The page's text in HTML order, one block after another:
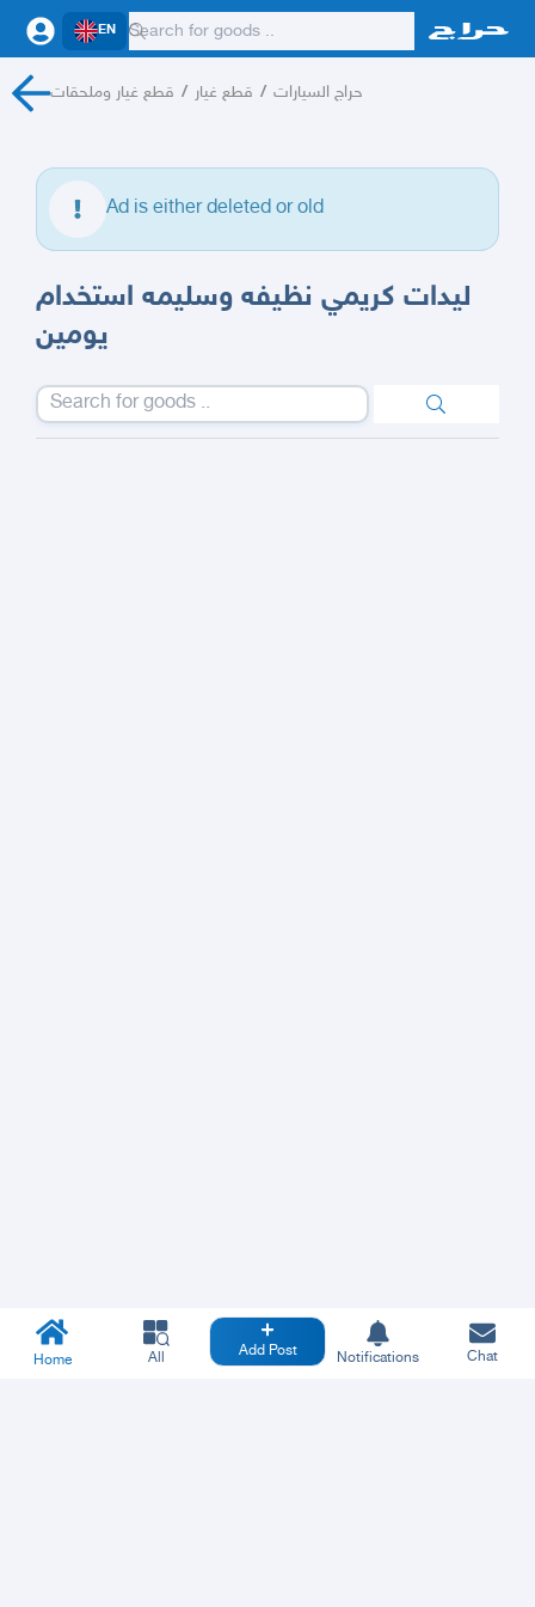
EN
قطع غيار وملحقات / قطع غيار / حراج السيارات
Ad is either deleted or old
ليدات كريمي نظيفه وسليمه استخدام
يومين
Home All Add Post Notifications Chat